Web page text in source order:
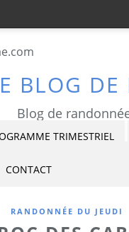
BLOG
Blog de
TRIMESTRIEL
CONTACT
RANDONNÉE DU JEUDI